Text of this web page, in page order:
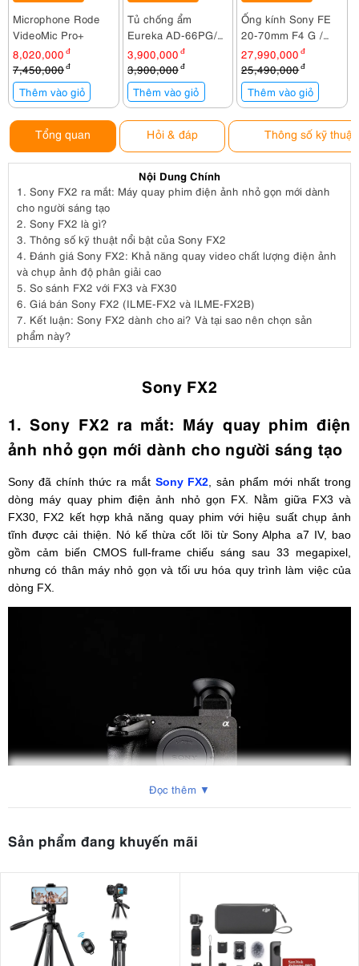
Microphone Rode
VideoMic Pro+
8,020,000 đ
7,450,000đ
Thêm vào giỏ
Tủ chống ẩm
Eureka AD-66PG/
65 lít
3,900,000 đ
3,900,000 đ
Thêm vào giỏ
Ống kính Sony FE
20-70mm F4 G /
SEL2070G
27,990,000 đ
25,490,000đ
Thêm vào giỏ
Tổng quan Hỏi & đáp Thông số kỹ thuật
Nội Dung Chính
1. Sony FX2 ra mắt: Máy quay phim điện ảnh nhỏ gọn mới dành
cho người sáng tạo
2. Sony FX2 là gì?
3. Thông số kỹ thuật nổi bật của Sony FX2
4. Đánh giá Sony FX2: Khả năng quay video chất lượng điện ảnh
và chụp ảnh độ phân giải cao
5. So sánh FX2 với FX3 và FX30
6. Giá bán Sony FX2 (ILME-FX2 và ILME-FX2B)
7. Kết luận: Sony FX2 dành cho ai? Và tại sao nên chọn sản
phẩm này?
Sony FX2
1. Sony FX2 ra mắt: Máy quay phim điện
ảnh nhỏ gọn mới dành cho người sáng tạo
Sony đã chính thức ra mắt Sony FX2, sản phẩm mới nhất trong
dòng máy quay phim điện ảnh nhỏ gọn FX. Nằm giữa FX3 và
FX30, FX2 kết hợp khả năng quay phim với hiệu suất chụp ảnh
tĩnh được cải thiện. Nó kế thừa cốt lõi từ Sony Alpha a7 IV, bao
gồm cảm biến CMOS full-frame chiếu sáng sau 33 megapixel,
nhưng có thân máy nhỏ gọn và tối ưu hóa quy trình làm việc của
dòng FX.
Khi Sony lần đầu công bố FX2, phản ứng đầu tiên của nhiều người
là "tại sao?" Chúng ta đã có FX30 là điểm khởi đầu và FX3 là máy
quay chuyên dụng. Chiếc máy quay này được cho là sẽ lấp đầy
khoảng trống nào?
Đọc thêm ▼
Sản phẩm đang khuyến mãi